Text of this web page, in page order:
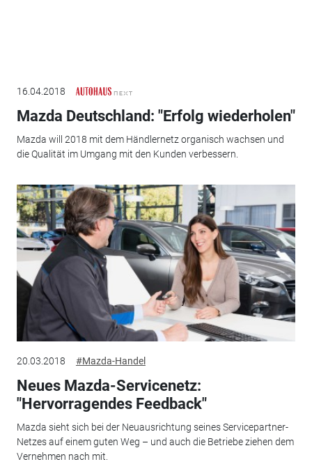
16.04.2018
Mazda Deutschland: "Erfolg wiederholen"
Mazda will 2018 mit dem Händlernetz organisch wachsen und
die Qualität im Umgang mit den Kunden verbessern.
20.03.2018 #Mazda-Handel
Neues Mazda-Servicenetz:
"Hervorragendes Feedback"
Mazda sieht sich bei der Neuausrichtung seines Servicepartner-
Netzes auf einem guten Weg – und auch die Betriebe ziehen dem
Vernehmen nach mit.